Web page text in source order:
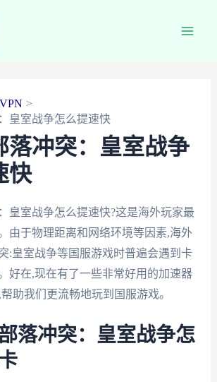
皇室战争怎么提速快
落冲突：皇室战争
快
皇室战争怎么提速快?这是海外玩家最
由于物理距离和网络环境等因素,海外
:皇室战争等国服游戏时普遍会遇到卡
好在,现在有了一些非常好用的加速器
助我们更流畅地玩到国服游戏。
落冲突：皇室战争怎